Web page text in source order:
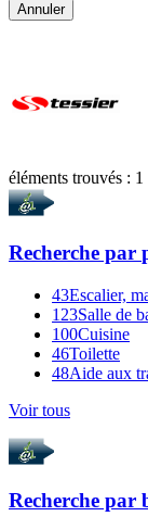
Annuler
éléments trouvés : 1
Recherche par
43Escalier,
123Salle de
100Cuisine
46Toilette
48Aide aux
Voir tous
Recherche par